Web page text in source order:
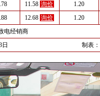
11.58 询价 1.20
12.68 询价 1.20
电经销商
制表：